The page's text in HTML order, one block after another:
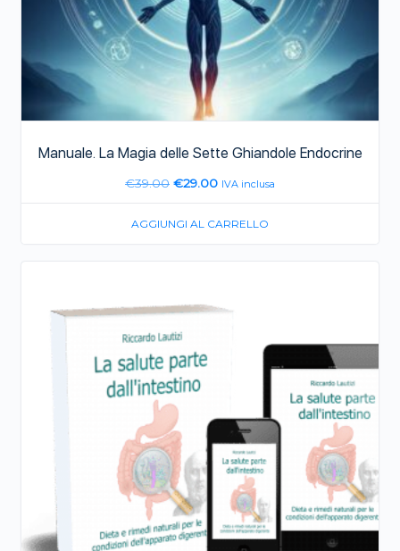
Manuale. La Magia delle Sette Ghiandole Endocrine
€39.00 €29.00 IVA inclusa
AGGIUNGI AL CARRELLO